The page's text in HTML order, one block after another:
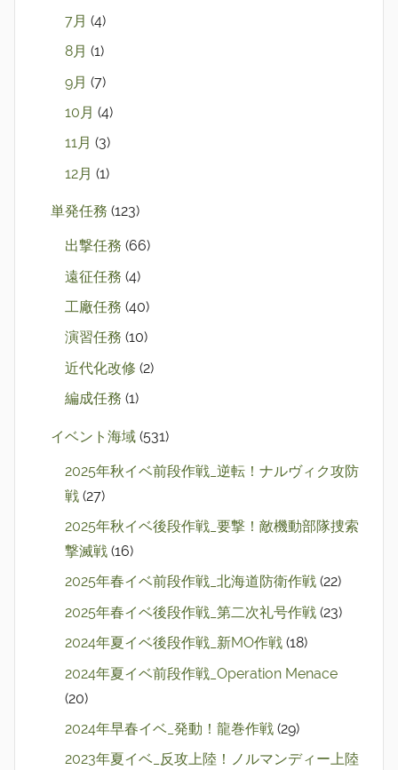
7月 (4)
8月 (1)
9月 (7)
10月 (4)
11月 (3)
12月 (1)
単発任務 (123)
出撃任務 (66)
遠征任務 (4)
工廠任務 (40)
演習任務 (10)
近代化改修 (2)
編成任務 (1)
イベント海域 (531)
2025年秋イベ前段作戦_逆転！ナルヴィク攻防
戦 (27)
2025年秋イベ後段作戦_要撃！敵機動部隊捜索
撃滅戦 (16)
2025年春イベ前段作戦_北海道防衛作戦 (22)
2025年春イベ後段作戦_第二次礼号作戦 (23)
2024年夏イベ後段作戦_新MO作戦 (18)
2024年夏イベ前段作戦_Operation Menace
(20)
2024年早春イベ_発動！龍巻作戦 (29)
2023年夏イベ_反攻上陸！ノルマンディー上陸